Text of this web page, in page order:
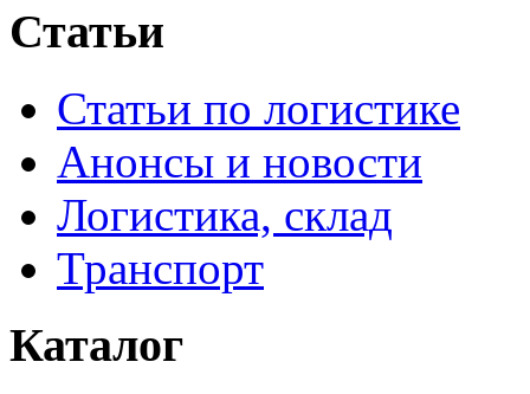
Статьи
Статьи по логистике
Анонсы и новости
Логистика, склад
Транспорт
Каталог